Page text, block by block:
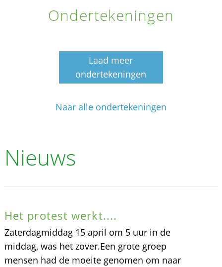
Ondertekeningen
Laad meer
ondertekeningen
Naar alle ondertekeningen
Nieuws
Het protest werkt....
Zaterdagmiddag 15 april om 5 uur in de
middag, was het zover.Een grote groep
mensen had de moeite genomen om naar